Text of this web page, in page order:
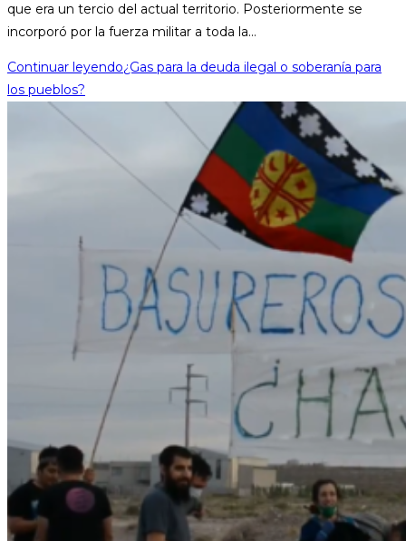
que era un tercio del actual territorio. Posteriormente se
incorporó por la fuerza militar a toda la…
Continuar leyendo¿Gas para la deuda ilegal o soberanía para
los pueblos?